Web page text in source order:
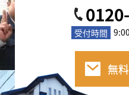
2020年10月3日
屋根・外壁塗装で必
必要性についてご紹
2020年10月2日
受付時間
無